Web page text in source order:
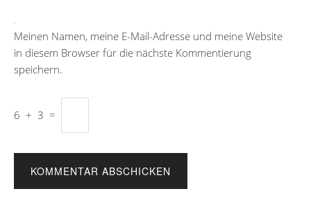
Meinen Namen, meine E-Mail-Adresse und meine Website
in diesem Browser für die nächste Kommentierung
speichern.
6 + 3 =